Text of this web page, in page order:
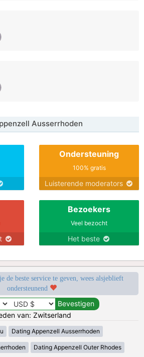
Ausserrhoden
Ondersteuning
100% gratis
Luisterende moderators
Bezoekers
Veel bezocht
Het beste
de beste service te geven, wees alsjeblieft
ondersteunend
van: Zwitserland
Dating Appenzell Ausserrhoden
Dating Appenzell Outer Rhodes